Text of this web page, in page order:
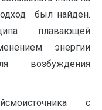
был найден.
плавающей
энергии
возбуждения
с